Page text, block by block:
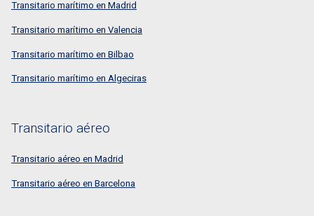
Transitario marítimo en Madrid
Transitario marítimo en Valencia
Transitario marítimo en Bilbao
Transitario marítimo en Algeciras
Transitario aéreo
Transitario aéreo en Madrid
Transitario aéreo en Barcelona